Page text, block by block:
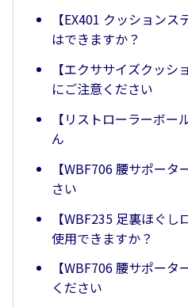
【EX401 クッション
はできますか？
【エクササイズクッ
にご注意ください
【リストローラーボ
ん
【WBF706 腰サポー
さい
【WBF235 足裏ほぐ
使用できますか？
【WBF706 腰サポー
ください